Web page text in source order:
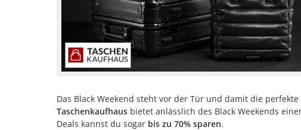
Das Black Weekend steht vor der Tür und damit die
Taschenkaufhausbietet anlässlich des Black Weekends
Deals kannst du sogar bis zu 70% sparen.